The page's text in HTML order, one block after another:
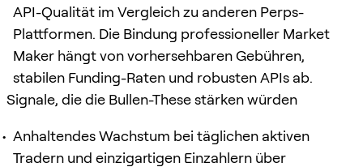
API-Qualität im Vergleich zu anderen Perps-
Plattformen. Die Bindung professioneller Market
Maker hängt von vorhersehbaren Gebühren,
stabilen Funding-Raten und robusten APIs ab.
Signale, die die Bullen-These stärken würden
Anhaltendes Wachstum bei täglichen aktiven
Tradern und einzigartigen Einzahlern über